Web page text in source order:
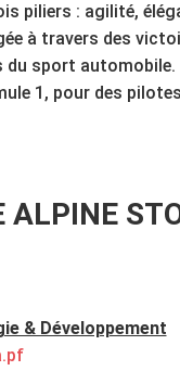
piliers : agilité,
à travers des
sport
1, pour des
ALPINE
& Développement